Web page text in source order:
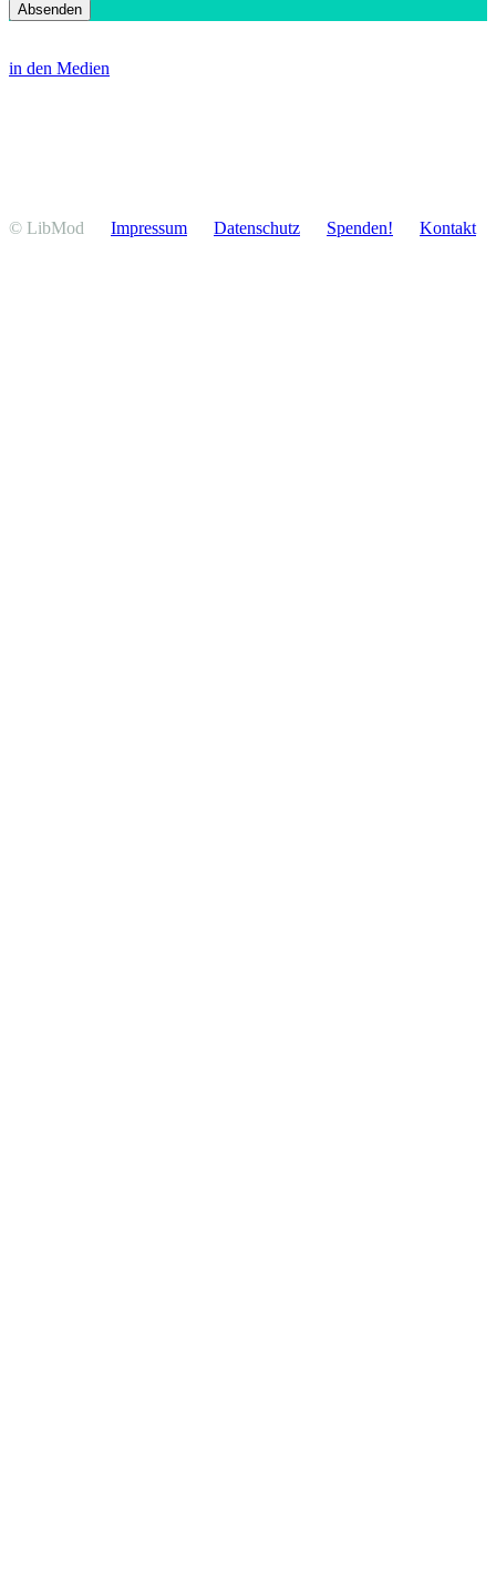
in den Medien
© LibMod Impressum Daten­schutz Spenden! Kontakt